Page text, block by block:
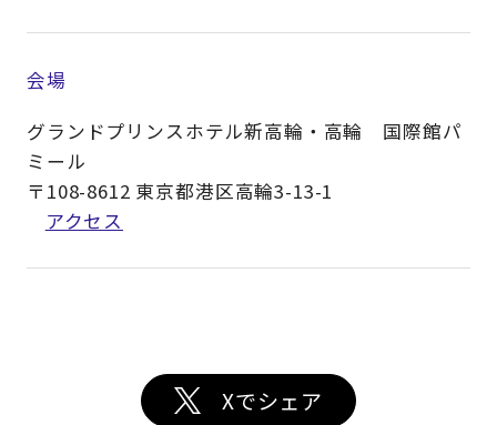
会場
グランドプリンスホテル新高輪・高輪 国際館パ
ミール
〒108-8612 東京都港区高輪3-13-1
アクセス
Xでシェア